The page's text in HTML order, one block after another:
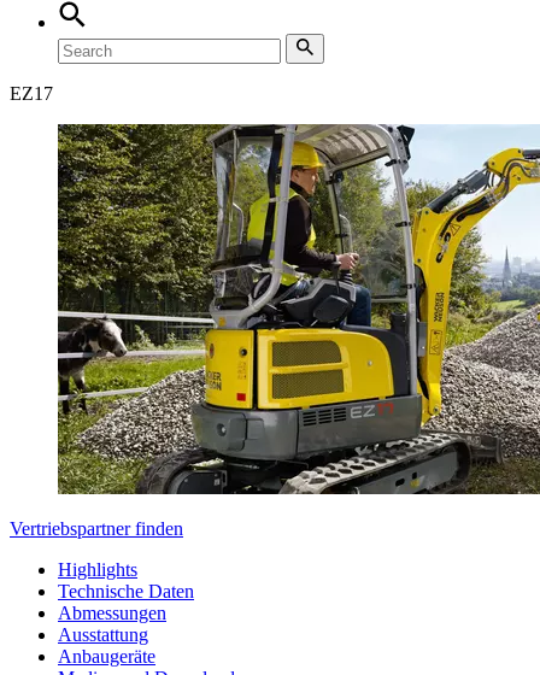
EZ17
Vertriebspartner finden
Highlights
Technische Daten
Abmessungen
Ausstattung
Anbaugeräte